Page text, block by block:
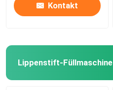
Kontakt
Lippenstift-Füllmaschine